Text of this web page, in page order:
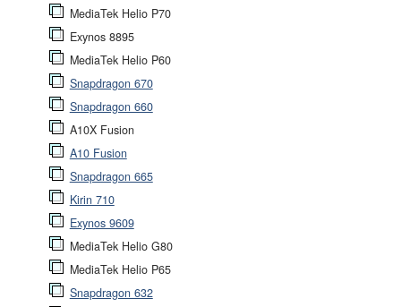
MediaTek Helio P70
Exynos 8895
MediaTek Helio P60
Snapdragon 670
Snapdragon 660
A10X Fusion
A10 Fusion
Snapdragon 665
Kirin 710
Exynos 9609
MediaTek Helio G80
MediaTek Helio P65
Snapdragon 632